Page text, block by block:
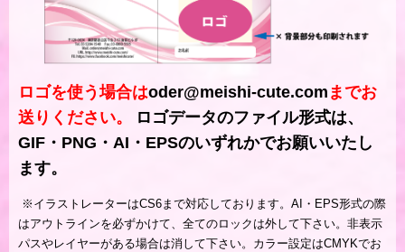
ロゴを使う場合はoder@meishi-cute.com までお
送りください。
ロゴデータのファイル形式は、
GIF・PNG・AI・EPSのいずれかでお願いいたし
ます。
※ イラストレーターはCS6まで対応しております。AI・EPS形式の際
はアウトラインを必ずかけて、全てのロックは外して下さい。非表示
パスやレイヤーがある場合は消して下さい。カラー設定はCMYKでお